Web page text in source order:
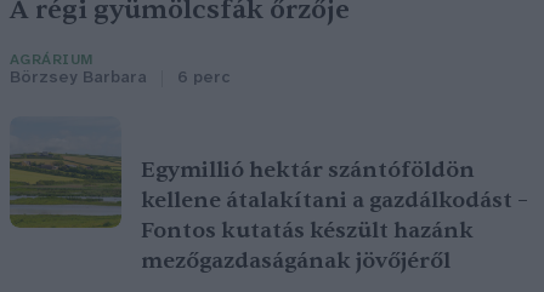
A régi gyümölcsfák őrzője
AGRÁRIUM
Börzsey Barbara 6 perc
Egymillió hektár szántóföldön
kellene átalakítani a gazdálkodást –
Fontos kutatás készült hazánk
mezőgazdaságának jövőjéről